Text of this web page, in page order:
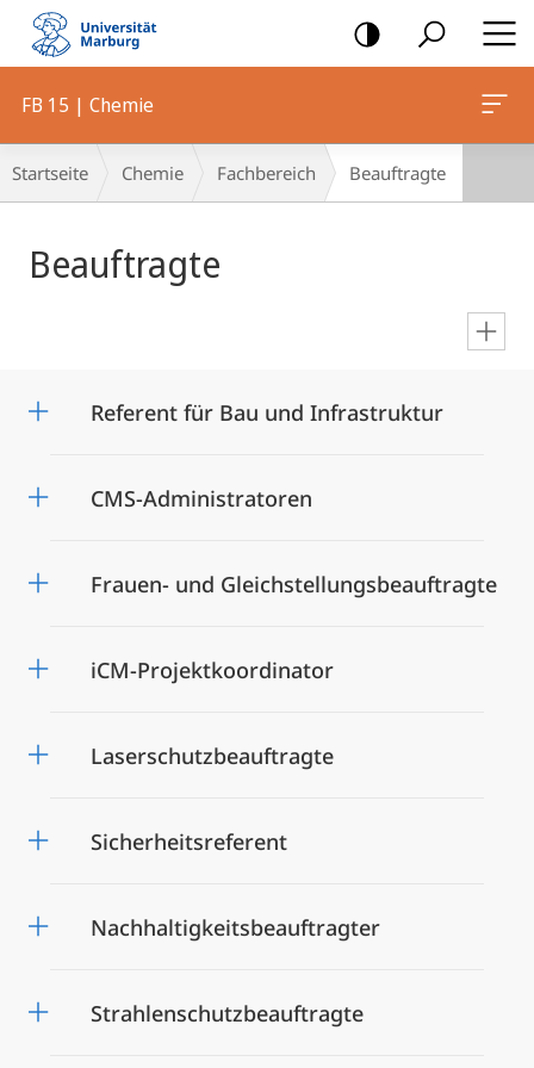
Mobile-
Navigation
FB 15 | Chemie
Breadcrumb-
Navigation
Startseite Chemie Fachbereich Beauftragte
Beauftragte
Referent für Bau und Infrastruktur
CMS-Administratoren
Frauen- und Gleichstellungsbeauftragte
iCM-Projektkoordinator
Laserschutzbeauftragte
Sicherheitsreferent
Nachhaltigkeitsbeauftragter
Strahlenschutzbeauftragte